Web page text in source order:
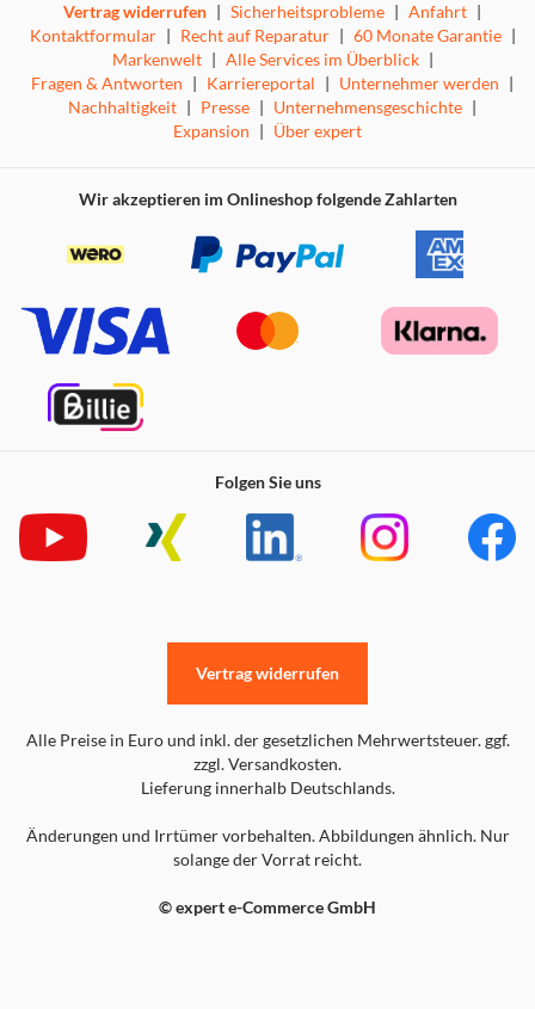
Vertrag widerrufen | Sicherheitsprobleme | Anfahrt |
Kontaktformular | Recht auf Reparatur | 60 Monate Garantie |
Markenwelt | Alle Services im Überblick |
Fragen & Antworten | Karriereportal | Unternehmer werden |
Nachhaltigkeit | Presse | Unternehmensgeschichte |
Expansion | Über expert
Wir akzeptieren im Onlineshop folgende Zahlarten
Folgen Sie uns
Alle Preise in Euro und inkl. der gesetzlichen Mehrwertsteuer. ggf.
zzgl. Versandkosten.
Lieferung innerhalb Deutschlands.
Änderungen und Irrtümer vorbehalten. Abbildungen ähnlich. Nur
solange der Vorrat reicht.
© expert e-Commerce GmbH
Vertrag widerrufen